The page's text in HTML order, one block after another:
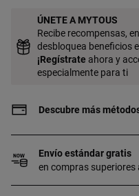
diferente, ponte en
Personal Shopper.
shopper: 900 777 900
ÚNETE A MYTOUS
Recibe recompensas,
desbloquea beneficios
¡Regístrate ahora y
especialmente para ti
Descubre más
Envío estándar gratis
en compras superiores